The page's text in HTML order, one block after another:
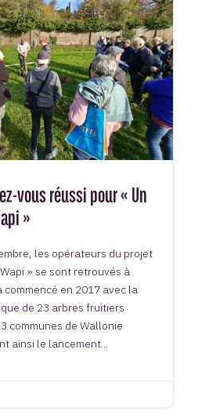
vous réussi pour « Un
»
les opérateurs du projet
» se sont retrouvés à
en 2017 avec la
de 23 arbres fruitiers
communes de Wallonie
ainsi le lancement...